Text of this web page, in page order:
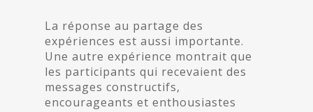
La réponse au partage des
expériences est aussi importante.
Une autre expérience montrait que
les participants qui recevaient des
messages constructifs,
encourageants et enthousiastes